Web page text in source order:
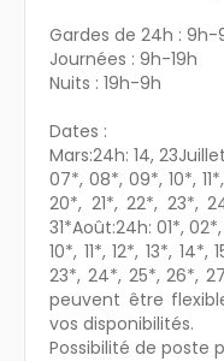
Gardes de 24h : 9h-
Journées : 9h-19h
Nuits : 19h-9h
Dates :
Mars:24h: 14,
07*, 08*, 09*, 10*, 11*,
20*, 21*, 22*, 23*,
31*Août:24h: 01*,
10*, 11*, 12*, 13*, 14*,
23*, 24*, 25*, 26*,
peuvent être
vos disponibilités.
Possibilité de poste